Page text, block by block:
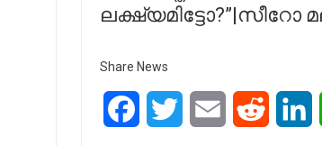
ലക്ഷ്യമിട്ടോ?”|സീറോ
Share News
FacebookTwitter Email Reddit